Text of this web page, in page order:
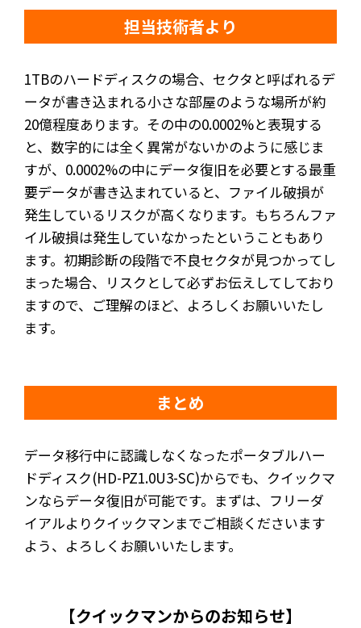
担当技術者より
1TBのハードディスクの場合、セクタと呼ばれるデ
ータが書き込まれる小さな部屋のような場所が約
20億程度あります。その中の0.0002%と表現する
と、数字的には全く異常がないかのように感じま
すが、0.0002%の中にデータ復旧を必要とする最重
要データが書き込まれていると、ファイル破損が
発生しているリスクが高くなります。もちろんファ
イル破損は発生していなかったということもあり
ます。初期診断の段階で不良セクタが見つかってし
まった場合、リスクとして必ずお伝えしてしており
ますので、ご理解のほど、よろしくお願いいたし
ます。
まとめ
データ移行中に認識しなくなったポータブルハー
ドディスク(HD-PZ1.0U3-SC)からでも、クイックマ
ンならデータ復旧が可能です。まずは、フリーダ
イアルよりクイックマンまでご相談くださいます
よう、よろしくお願いいたします。
【クイックマンからのお知らせ】